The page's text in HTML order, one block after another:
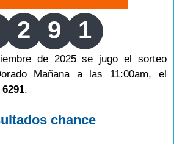
2 9 1
de 2025 se jugo el sorteo
Mañana a las 11:00am, el
6291.
chance